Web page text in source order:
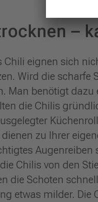
–
Chili eignen sich
Wird die scharfe
Man benötigt
die Chilis
dienen zu Ihrer
Augenreiben
Chilis von den
die Schoten
etwas milder. Die